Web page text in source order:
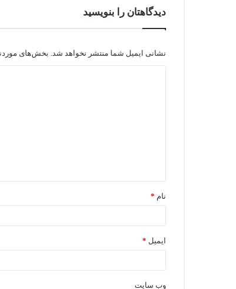
دیدگاهتان را بنویسید
نشانی ایمیل شما منتشر نخواهد شد. بخش‌های
نام *
ایمیل *
وب‌ سایت